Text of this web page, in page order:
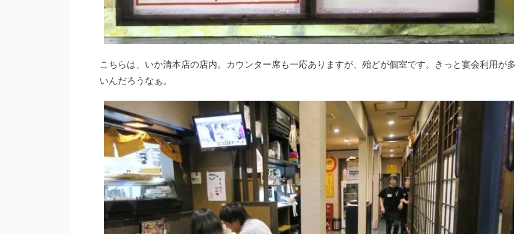
こちらは、いか清本店の店内。カウンター席も一応ありますが、殆どが個室です。きっと宴会利用が多
いんだろうなぁ。